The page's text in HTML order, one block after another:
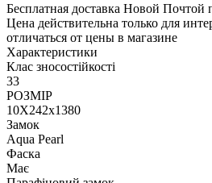
Бесплатная доставка Новой Почтой
Цена действительна только для
отличаться от цены в магазине
Характеристики
Клас зносостійкості
33
РОЗМІР
10X242x1380
Замок
Aqua Pearl
Фаска
Має